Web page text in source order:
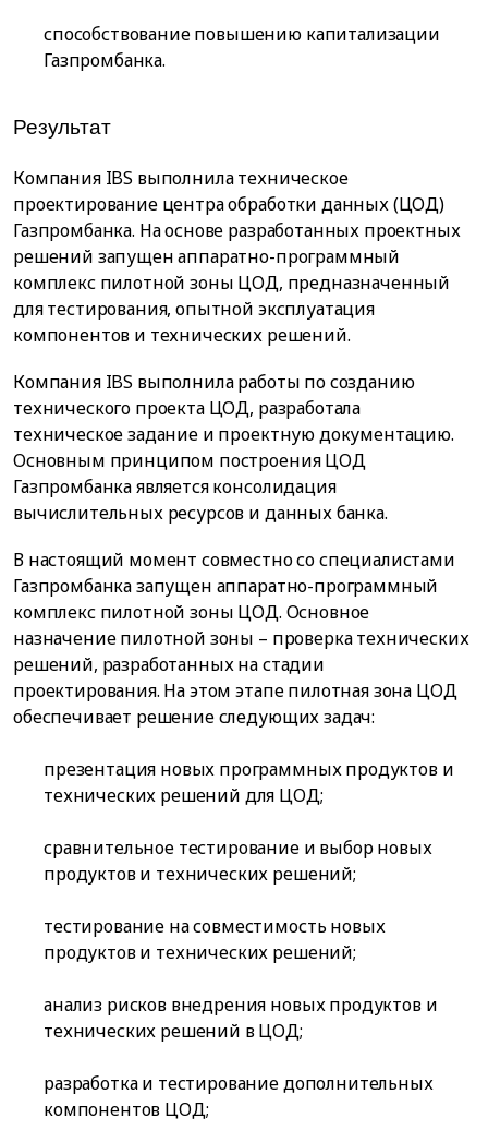
способствование повышению капитализации
Газпромбанка.
Результат
Компания IBS выполнила техническое
проектирование центра обработки данных (ЦОД)
Газпромбанка. На основе разработанных проектных
решений запущен аппаратно-программный
комплекс пилотной зоны ЦОД, предназначенный
для тестирования, опытной эксплуатация
компонентов и технических решений.
Компания IBS выполнила работы по созданию
технического проекта ЦОД, разработала
техническое задание и проектную документацию.
Основным принципом построения ЦОД
Газпромбанка является консолидация
вычислительных ресурсов и данных банка.
В настоящий момент совместно со специалистами
Газпромбанка запущен аппаратно-программный
комплекс пилотной зоны ЦОД. Основное
назначение пилотной зоны – проверка технических
решений, разработанных на стадии
проектирования. На этом этапе пилотная зона ЦОД
обеспечивает решение следующих задач:
презентация новых программных продуктов и
технических решений для ЦОД;
сравнительное тестирование и выбор новых
продуктов и технических решений;
тестирование на совместимость новых
продуктов и технических решений;
анализ рисков внедрения новых продуктов и
технических решений в ЦОД;
разработка и тестирование дополнительных
компонентов ЦОД;